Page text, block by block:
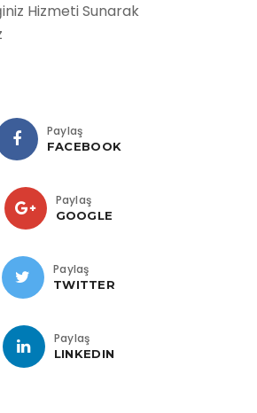
Hizmeti Sunarak
Paylaş
FACEBOOK
Paylaş
GOOGLE
Paylaş
TWITTER
Paylaş
LINKEDIN